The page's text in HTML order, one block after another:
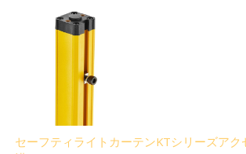
セーフティライトカーテンKTシリーズアク